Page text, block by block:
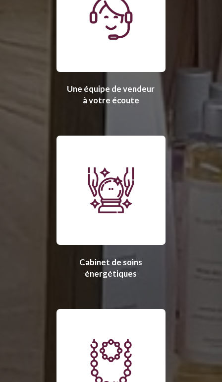
Une équipe de vendeur
à votre écoute
Cabinet de soins
énergétiques